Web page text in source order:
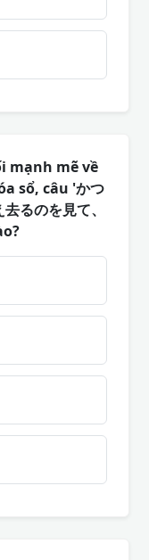
mạnh mẽ về
sổ, câu 'かつ
るのを見て、